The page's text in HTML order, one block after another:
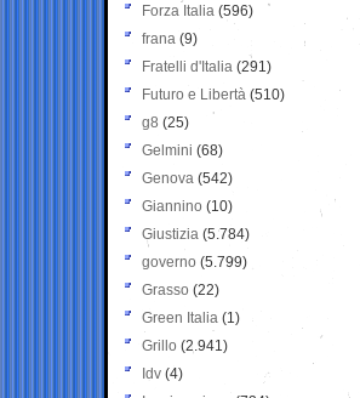
Forza Italia (596)
frana (9)
Fratelli d'Italia (291)
Futuro e Libertà (510)
g8 (25)
Gelmini (68)
Genova (542)
Giannino (10)
Giustizia (5.784)
governo (5.799)
Grasso (22)
Green Italia (1)
Grillo (2.941)
Idv (4)